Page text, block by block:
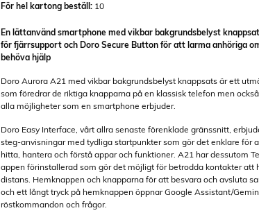
För hel kartong beställ: 10
En lättanvänd smartphone med vikbar bakgrundsbelyst
för fjärrsupport och Doro Secure Button för att larma anhöriga
behöva hjälp
Doro Aurora A21 med vikbar bakgrundsbelyst knappsats är ett
som föredrar de riktiga knapparna på en klassisk telefon men
alla möjligheter som en smartphone erbjuder.
Doro Easy Interface, vårt allra senaste förenklade gränssnitt,
steg-anvisningar med tydliga startpunkter som gör det enklare för
hitta, hantera och förstå appar och funktioner. A21 har dessutom
appen förinstallerad som gör det möjligt för betrodda kontakter att
distans. Hemknappen och knapparna för att besvara och avsluta
och ett långt tryck på hemknappen öppnar Google Assistant/
röstkommandon och frågor.